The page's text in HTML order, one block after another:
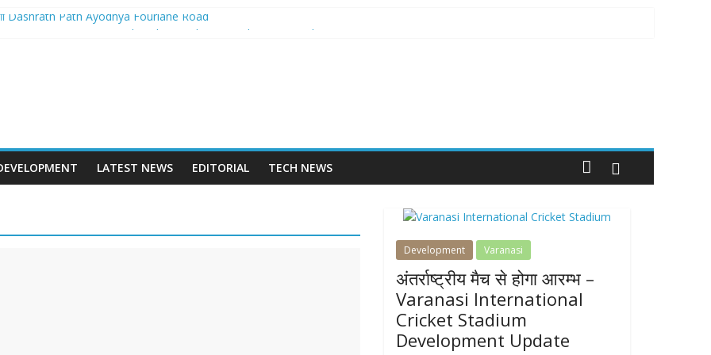
Dashrath Path Ayodhya Fourlane Road
Mohansarai Lahartara 6 Lane Road Varanasi
– Prayagraj 6 Lane Ganga Bridge
LATEST NEWS EDITORIAL TECH NEWS
Development Varanasi
अंतर्राष्ट्रीय मैच से होगा आरम्भ –
Varanasi International
Cricket Stadium
Development Update